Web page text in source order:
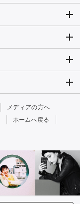
メディアの方へ
ホームへ戻る